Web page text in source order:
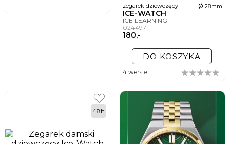
zegarek dziewczęcy ø 28mm
ICE-WATCH
ICE LEARNING
024497
180,-
DO KOSZYKA
4 wersje
48h